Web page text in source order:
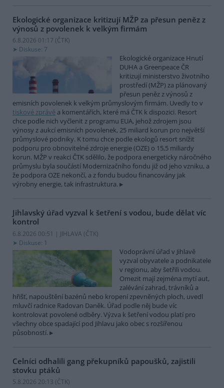
Ekologické organizace kritizují MŽP za přesun peněz z
výnosů z povolenek k velkým firmám
6.8.2026 01:17 (ČTK)
Diskuse: 7
Ekologické organizace Hnutí
DUHA a Greenpeace ČR
kritizují ministerstvo životního
prostředí (MŽP) za plánovaný
přesun peněz z výnosů z
emisních povolenek k velkým průmyslovým firmám. Uvedly to v
tiskové zprávě a komentářích, které má ČTK k dispozici. Resort
chce podle nich vyčlenit z programu EUA, jehož zdrojem jsou
výnosy z aukcí emisních povolenek, 25 miliard korun pro největší
průmyslové podniky. K tomu chce podle ekologů resort snížit
podporu pro obnovitelné zdroje energie (OZE) o 15,5 miliardy
korun. MŽP v reakci ČTK sdělilo, že podpora energeticky náročného
průmyslu byla součástí Modernizačního fondu již od jeho vzniku, a
že podpora OZE nekončí, a z fondu budou financovány jak
výrobny energie, tak infrastruktura.
Jihlavský úřad vyzval k šetření s vodou, bude dělat víc
kontrol
6.8.2026 00:51 | JIHLAVA (ČTK)
Diskuse: 1
Vodoprávní úřad v Jihlavě
vyzval obyvatele a podnikatele
v regionu, aby šetřili vodou.
Omezit mají zejména mytí aut,
zalévání zahrad, trávníků a
hřišť, napouštění bazénů nebo kropení zpevněných ploch, uvedl
mluvčí radnice Radovan Daněk. Úřad podle něj bude víc
kontrolovat povolené odběry. Výzva k šetření vodou platí pro
všechny obce spadající pod Jihlavu jako obec s rozšířenou
působností.
Celníci odhalili gang překupníků papoušků, zajistili
stovku ptáků
5.8.2026 20:13 (ČTK)